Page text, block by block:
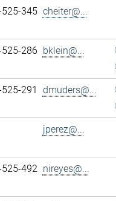
345 cheiter@...
286 bklein@...
291 dmuders@...
jperez@...
492 nireyes@...